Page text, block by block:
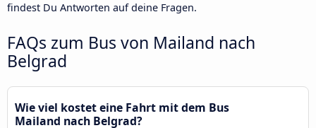
findest Du Antworten auf deine Fragen.
FAQs zum Bus von Mailand nach
Belgrad
Wie viel kostet eine Fahrt mit dem Bus
Mailand nach Belgrad?